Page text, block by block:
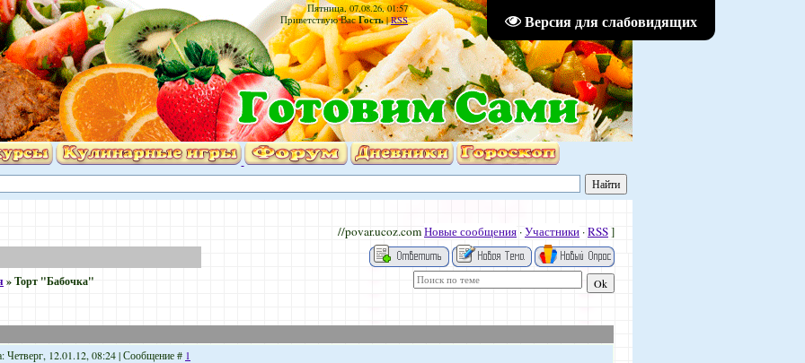
Версия для слабовидящих
Пятница, 07.08.26, 01:57
Приветствую Вас Гость|RSS
//povar.ucoz.comНовые сообщения ·Участники ·RSS]
»Торт "Бабочка"
Четверг, 12.01.12, 08:24 | Сообщение # 1